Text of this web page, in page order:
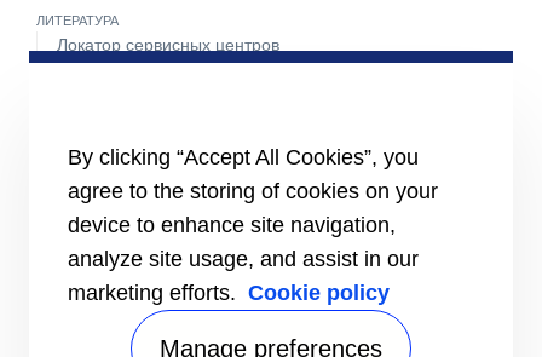
ЛИТЕРАТУРА
Локатор сервисных центров
Карьера
Медиа-центр
Контакты отдела продаж
By clicking “Accept All Cookies”, you
agree to the storing of cookies on your
device to enhance site navigation,
analyze site usage, and assist in our
marketing efforts. Cookie policy
Manage preferences